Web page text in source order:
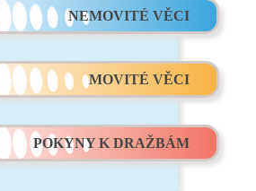
NEMOVITÉ VĚCI
MOVITÉ VĚCI
POKYNY K DRAŽBÁM